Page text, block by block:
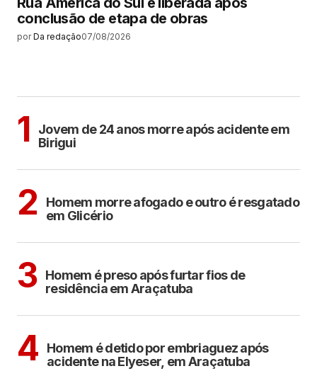
conclusão de etapa de obras
por Da redação07/08/2026
1
Jovem de 24 anos morre após acidente em
Birigui
2
Homem morre afogado e outro é resgatado
em Glicério
3 Homem é preso após furtar fios de
residência em Araçatuba
4
Homem é detido por embriaguez após
acidente na Elyeser, em Araçatuba